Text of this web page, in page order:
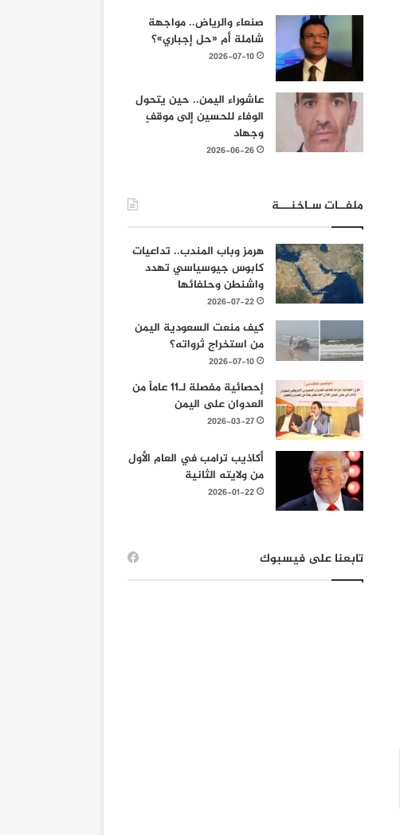
صنعاء والرياض.. مواجهة
شاملة أم «حل إجباري»؟
2026-07-10
عاشوراء اليمن.. حين يتحول
الوفاء للحسين إلى موقفٍ
وجهاد
2026-06-26
ملفــات سـاخنـــة
هرمز وباب المندب.. تداعيات
كابوس جيوسياسي تهدد
واشنطن وحلفائها
2026-07-22
كيف منعت السعودية اليمن
من استخراج ثرواته؟
2026-07-10
إحصائية مفصلة لـ11 عاماً من
العدوان على اليمن
2026-03-27
أكاذيب ترامب في العام الأول
من ولايته الثانية
2026-01-22
تابعنا على فيسبوك